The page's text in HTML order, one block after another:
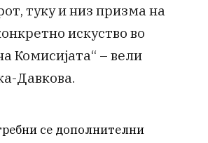
туку и низ призма на
искуство во
Комисијата“ – вели
Давкова.
се дополнителни